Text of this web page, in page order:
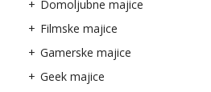
Domoljubne majice
Filmske majice
Gamerske majice
Geek majice